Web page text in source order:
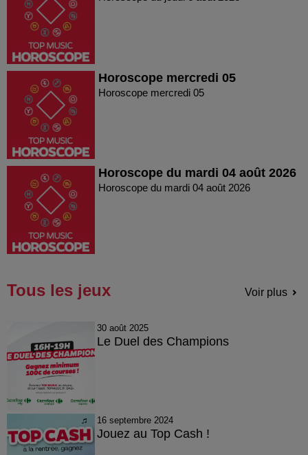
Horoscope mercredi 05
Horoscope mercredi 05
Horoscope du mardi 04 août 2026
Horoscope du mardi 04 août 2026
Tous les jeux Voir plus
30 août 2025
Le Duel des Champions
16 septembre 2024
Jouez au Top Cash !